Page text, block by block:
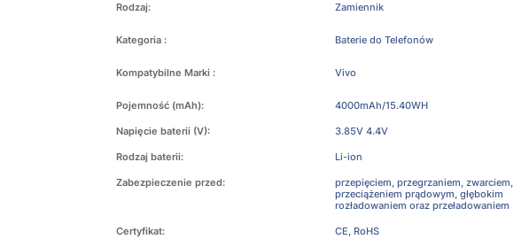
Rodzaj: Zamiennik
Kategoria : Baterie do Telefonów
Kompatybilne Marki : Vivo
Pojemność (mAh): 4000mAh/15.40WH
Napięcie baterii (V): 3.85V 4.4V
Rodzaj baterii: Li-ion
Zabezpieczenie przed:
przepięciem, przegrzaniem, zwarciem,
przeciążeniem prądowym, głębokim
rozładowaniem oraz przeładowaniem
Certyfikat: CE, RoHS